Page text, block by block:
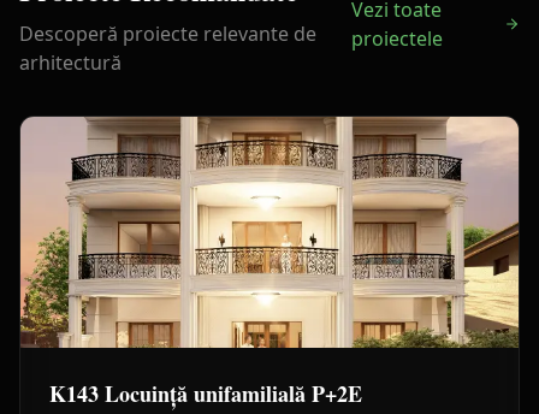
Descoperă proiecte relevante de
arhitectură
Vezi toate
proiectele
K143 Locuință unifamilială P+2E